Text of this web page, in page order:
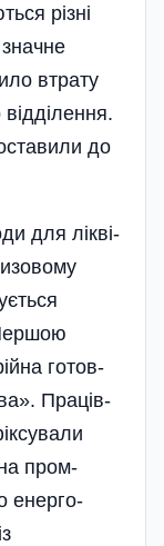
різні
втрату
від­ді­лен­ня.
до
для лікві­
готов­
Праці­в­
на пром­
енерго­